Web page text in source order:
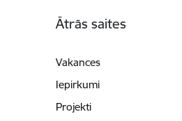
Ātrās saites
Vakances
Iepirkumi
Projekti